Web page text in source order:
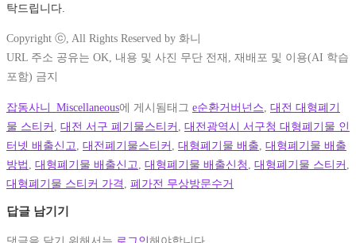
탁드립니다.
Copyright ⓒ, All Rights Reserved by 화니
URL 주소 공유는 OK, 내용 및 사진 무단 전재, 재배포 및 이용(AI 학습
포함) 금지
잡동사니_Miscellaneous에 게시됨태그 e순환거버넌스 대전 대형폐기
물 스티커
대전 서구 폐기물스티커
대전광역시 서구청 대형폐기물 인
터넷 배출신고
대전폐기물스티커 대형폐기물 배출 대형폐기물 배출
방법
대형폐기물 배출신고 대형폐기물 배출신청 대형폐기물 스티커
대형폐기물 스티커 가격
폐가전 무상방문수거
답글 남기기